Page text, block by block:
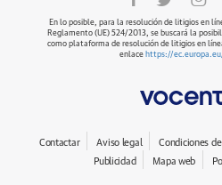
En lo posible, para la resolución de litigios en
Reglamento (UE) 524/2013, se buscará la
como plataforma de resolución de litigios en
enlace https://
Contactar Aviso legal Condiciones
Publicidad
Mapa web